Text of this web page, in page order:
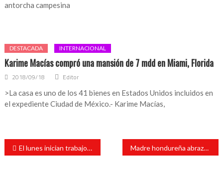
antorcha campesina
DESTACADA INTERNACIONAL
Karime Macías compró una mansión de 7 mdd en Miami, Florida
2018/09/18 Editor
>La casa es uno de los 41 bienes en Estados Unidos incluidos en
el expediente Ciudad de México.- Karime Macías,
Navegación
entradas
El lunes inician trabajos de Centro Integral de Justicia para Mujeres: Cisneros Madre hondureña abrazó a su hijo en Coatzacoalcos, después de 8 años de no saber de él